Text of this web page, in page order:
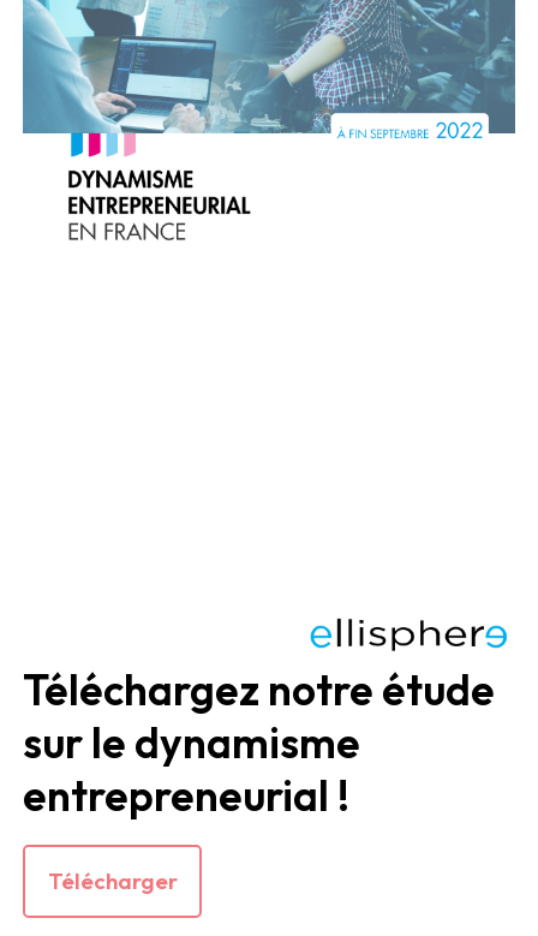
Téléchargez notre étude
sur le dynamisme
entrepreneurial !
Télécharger